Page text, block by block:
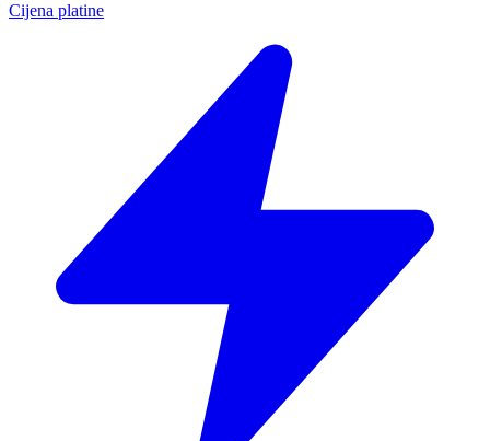
Cijena platine